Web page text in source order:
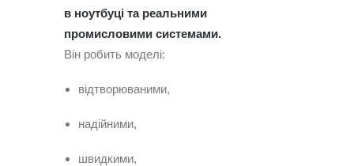
в ноутбуці та реальними
промисловими системами.
Він робить моделі:
відтворюваними,
надійними,
швидкими,